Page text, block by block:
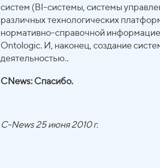
систем (BI-системы, системы
различных технологических
нормативно-справочной
Ontologic. И, наконец, создание
деятельностью..
CNews: Спасибо.
C-News 25 июня 2010 г.